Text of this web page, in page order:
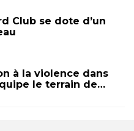
Club se dote d’un
à la violence dans
le terrain de…